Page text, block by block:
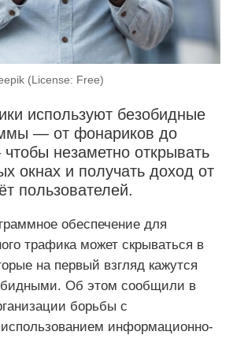
(License: Free)
используют безобидные
— от фонариков до
незаметно открывать
окнах и получать доход от
пользователей.
обеспечение для
трафика может скрываться в
на первый взгляд кажутся
Об этом сообщили в
борьбы с
информационно-